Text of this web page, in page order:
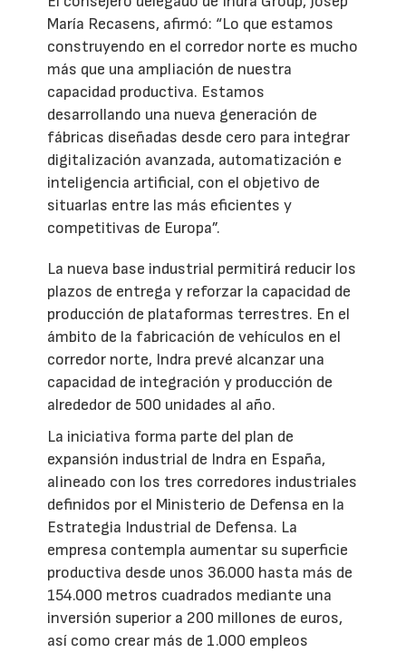
María Recasens, afirmó: “Lo que estamos
construyendo en el corredor norte es mucho
más que una ampliación de nuestra
capacidad productiva. Estamos
desarrollando una nueva generación de
fábricas diseñadas desde cero para integrar
digitalización avanzada, automatización e
inteligencia artificial, con el objetivo de
situarlas entre las más eficientes y
competitivas de Europa”.
La nueva base industrial permitirá reducir los
plazos de entrega y reforzar la capacidad de
producción de plataformas terrestres. En el
ámbito de la fabricación de vehículos en el
corredor norte, Indra prevé alcanzar una
capacidad de integración y producción de
alrededor de 500 unidades al año.
La iniciativa forma parte del plan de
expansión industrial de Indra en España,
alineado con los tres corredores industriales
definidos por el Ministerio de Defensa en la
Estrategia Industrial de Defensa. La
empresa contempla aumentar su superficie
productiva desde unos 36.000 hasta más de
154.000 metros cuadrados mediante una
inversión superior a 200 millones de euros,
así como crear más de 1.000 empleos